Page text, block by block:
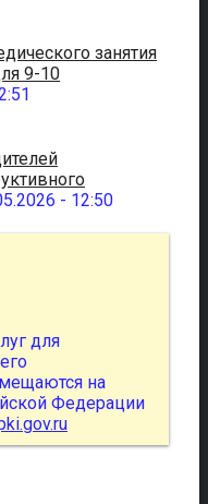
занятия
9-10
- 12:50
для
на
Федерации